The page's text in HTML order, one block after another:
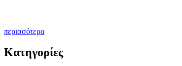
περισσότερα
Κατηγορίες